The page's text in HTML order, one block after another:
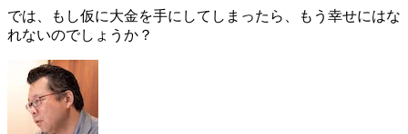
では、もし仮に大金を手にしてしまったら、もう幸せにはな
れないのでしょうか？